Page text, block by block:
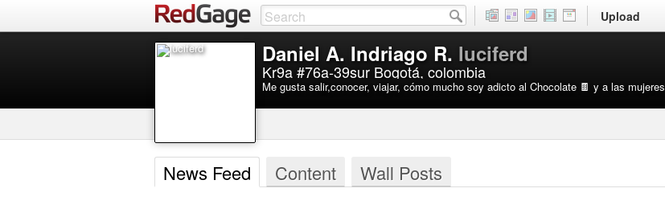
Upload
Daniel A. Indriago R. luciferd
Kr9a #76a-39sur Bogotá, colombia
Me gusta salir,conocer, viajar, cómo mucho soy adicto al Chocolate 🍫 y a las mujeres
News Feed Content Wall Posts